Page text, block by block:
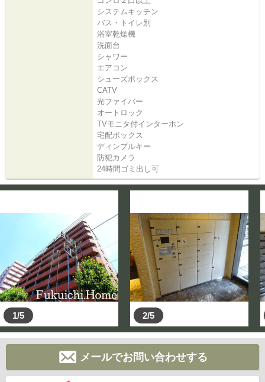
システムキッチン
バス・トイレ別
浴室乾燥機
洗面台
シャワー
エアコン
シューズボックス
CATV
光ファイバー
オートロック
TVモニタ付インターホン
宅配ボックス
ディンプルキー
防犯カメラ
24時間ゴミ出し可
1/5 2/5
メールでお問い合わせする